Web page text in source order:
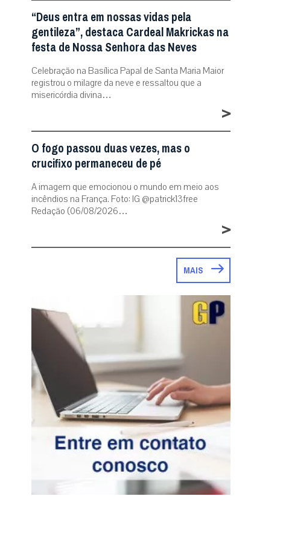
“Deus entra em nossas vidas pela
gentileza”, destaca Cardeal Makrickas na
festa de Nossa Senhora das Neves
Celebração na Basílica Papal de Santa Maria Maior
registrou o milagre da neve e ressaltou que a
misericórdia divina…
>
O fogo passou duas vezes, mas o
crucifixo permaneceu de pé
A imagem que emocionou o mundo em meio aos
incêndios na França. Foto: IG @patrick13free
Redação (06/08/2026…
>
MAIS